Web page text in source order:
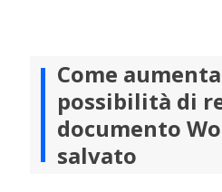
Come
possibilità di
documento
salvato